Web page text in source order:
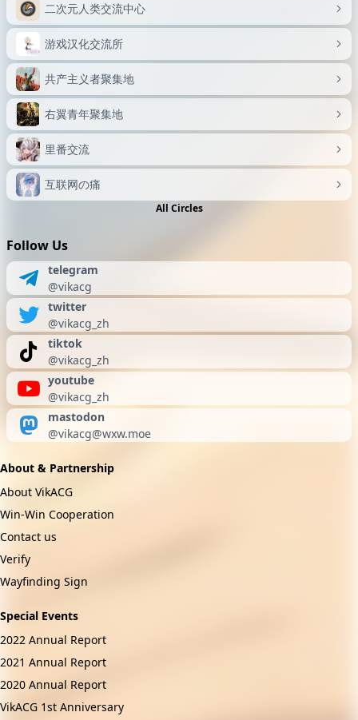
二次元人类交流中心
游戏汉化交流所
共产主义者聚集地
右翼青年聚集地
里番交流
互联网の痛
All Circles
Follow Us
telegram
@vikacg
twitter
@vikacg_zh
tiktok
@vikacg_zh
youtube
@vikacg_zh
mastodon
@vikacg@wxw.moe
About & Partnership
About VikACG
Win-Win Cooperation
Contact us
Verify
Wayfinding Sign
Special Events
2022 Annual Report
2021 Annual Report
2020 Annual Report
VikACG 1st Anniversary